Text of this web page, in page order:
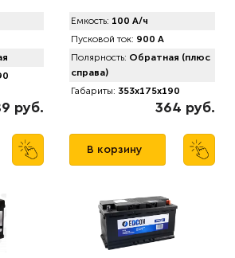
руб.
Емкость: 100 А/ч
Пусковой ток: 900 А
Полярность: Обратная (плюс
справа)
Габариты: 353x175x190
364 руб.
В корзину